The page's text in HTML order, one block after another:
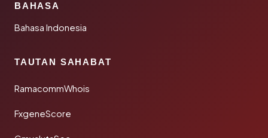
BAHASA
Bahasa Indonesia
TAUTAN SAHABAT
RamacommWhois
FxgeneScore